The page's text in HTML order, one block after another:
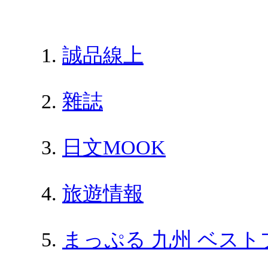
誠品線上
雜誌
日文MOOK
旅遊情報
まっぷる 九州 ベスト